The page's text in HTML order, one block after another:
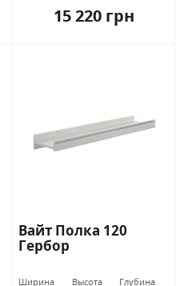
15 220 грн
Вайт Полка 120
Гербор
Ширина Высота Глубина